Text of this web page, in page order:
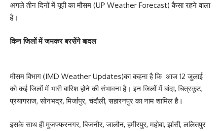
अगले तीन दिनों में यूपी का मौसम (UP Weather Forecast) कैसा रहने वाला
है।
किन जिलों में जमकर बरसेंगे बादल
मौसम विभाग (IMD Weather Updates)का कहना है कि आज 12 जुलाई
को कई जिलों में भारी बारिश होने की संभावना है। इन जिलों में बांदा, चित्रकूट,
प्रयागराज, सोनभद्र, मिर्जापुर, चंदौली, सहारनपुर का नाम शामिल है।
इसके साथ ही मुजफ्फरनगर, बिजनौर, जालौन, हमीरपुर, महोबा, झांसी, ललितपुर